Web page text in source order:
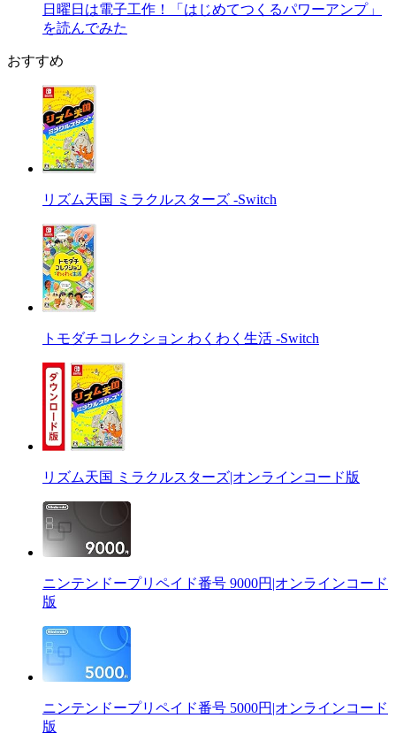
日曜日は電子工作！「はじめてつくるパワーアンプ」
を読んでみた
おすすめ
リズム天国 ミラクルスターズ -Switch
トモダチコレクション わくわく生活 -Switch
リズム天国 ミラクルスターズ|オンラインコード版
ニンテンドープリペイド番号 9000円|オンラインコード
版
ニンテンドープリペイド番号 5000円|オンラインコード
版